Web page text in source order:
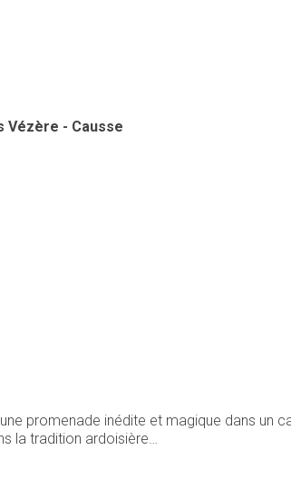
Vézère - Causse
promenade inédite et magique dans un
la tradition ardoisière…